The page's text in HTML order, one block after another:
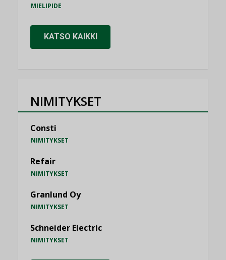
MIELIPIDE
KATSO KAIKKI
NIMITYKSET
Consti
NIMITYKSET
Refair
NIMITYKSET
Granlund Oy
NIMITYKSET
Schneider Electric
NIMITYKSET